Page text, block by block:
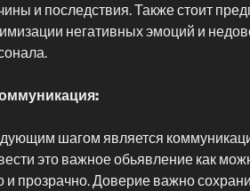
и последствия. Также стоит
негативных эмоций и
шагом является
это важное обьявление как
и прозрачно. Доверие важно